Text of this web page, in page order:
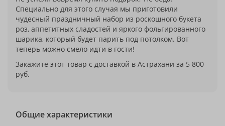
Специально для этого случая мы приготовили
чудесный праздничный набор из роскошного букета
роз, аппетитных сладостей и яркого фольгированного
шарика, который будет парить под потолком. Вот
теперь можно смело идти в гости!
Закажите этот товар с доставкой в Астрахани за 5 800
руб.
Общие характеристики